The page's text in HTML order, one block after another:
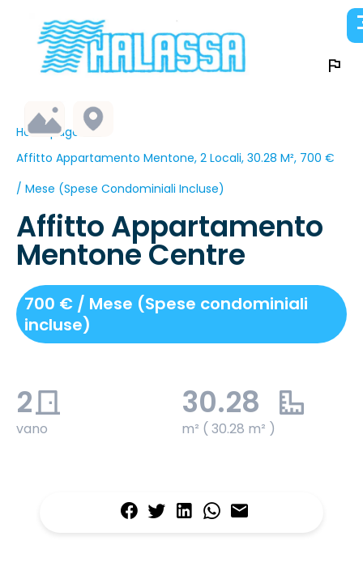
Homepage
Affitto Appartamento Mentone, 2 Locali, 30.28 M², 700 €
/ Mese (Spese Condominiali Incluse)
Affitto Appartamento
Mentone Centre
700 € / Mese (Spese condominiali
incluse)
2
vano
30.28
m² ( 30.28 m² )